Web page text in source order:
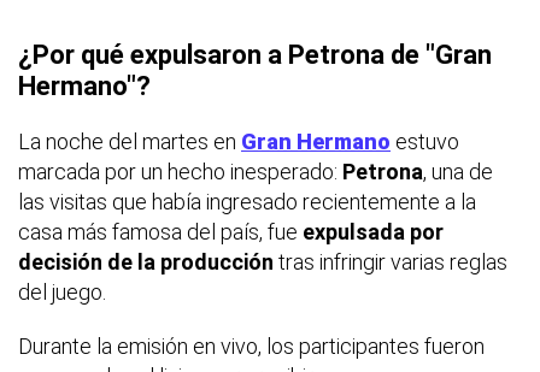
¿Por qué expulsaron a Petrona de "Gran
Hermano"?
La noche del martes en Gran Hermano estuvo
marcada por un hecho inesperado: Petrona, una de
las visitas que había ingresado recientemente a la
casa más famosa del país, fue expulsada por
decisión de la producción tras infringir varias reglas
del juego.
Durante la emisión en vivo, los participantes fueron